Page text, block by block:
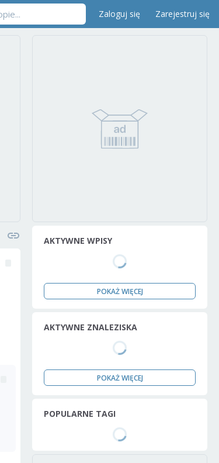
Zaloguj się Zarejestruj się
AKTYWNE WPISY
POKAŻ WIĘCEJ
AKTYWNE ZNALEZISKA
POKAŻ WIĘCEJ
POPULARNE TAGI